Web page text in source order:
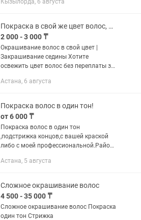
5000тг Окрашивание волос от 5000 тг...
Кызылорда, 6 августа
Покраска в свой же цвет волос, покраска седины
2 000 - 3 000 ₸
Окрашивание волос в свой цвет |
Закрашивание седины Хотите
освежить цвет волос без переплаты за
окрашивание волос в один тон: ✔
Окрашивание...
Астана, 6 августа
Покраска волос в один тон!
от 6 000 ₸
Покраска волос в один тон
,подстрижка концов,с вашей краской
либо с моей профессиональной.Район
Астана, 5 августа
Сложное окрашивание волос
4 500 - 35 000 ₸
Сложное окрашивание волос Покраска
один тон Стрижка